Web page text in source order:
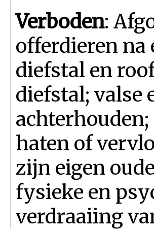
Verboden:
offerdieren na
diefstal en
diefstal; valse
haten of
zijn eigen
fysieke en
verdraaiing